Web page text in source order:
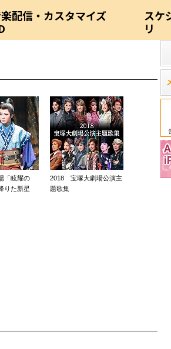
配信・カスタマイズ
スケ
リ
「眩耀の
りた新星
2018 宝塚大劇場公演主
題歌集